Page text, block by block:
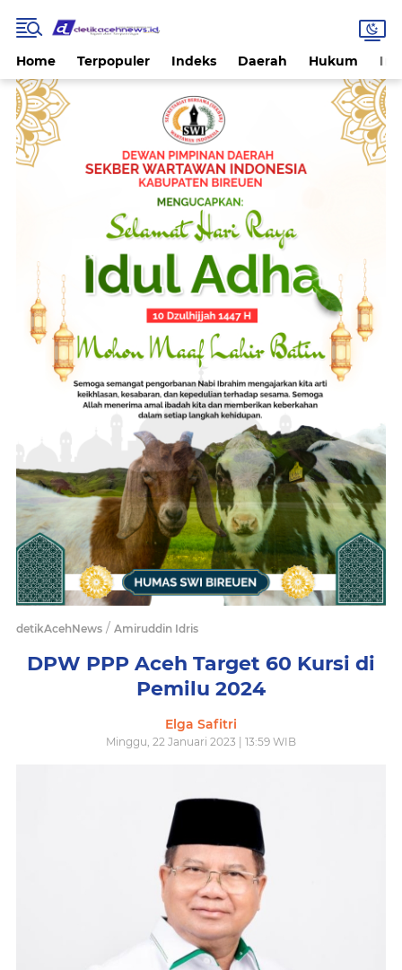
Home Terpopuler Indeks Daerah Hukum
detikAcehNews / Amiruddin Idris
DPW PPP Aceh Target 60 Kursi di
Pemilu 2024
Elga Safitri
Minggu, 22 Januari 2023 | 13:59 WIB